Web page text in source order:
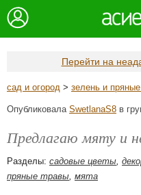
Перейти на
сад и огород > зелень и
Опубликовала SwetlanaS8 в
Предлагаю мяту и
Разделы: садовые цветы,
пряные травы, мята